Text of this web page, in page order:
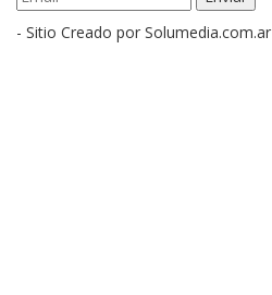
- Sitio Creado por Solumedia.com.ar